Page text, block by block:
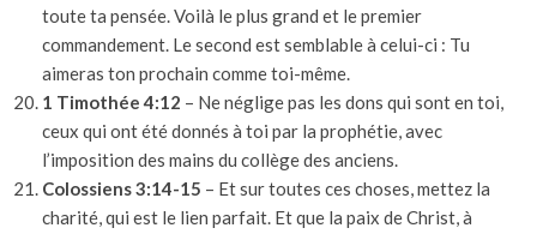
toute ta pensée. Voilà le plus grand et le premier
commandement. Le second est semblable à celui-ci : Tu
aimeras ton prochain comme toi-même.
1 Timothée 4:12 – Ne néglige pas les dons qui sont en toi,
ceux qui ont été donnés à toi par la prophétie, avec
l’imposition des mains du collège des anciens.
Colossiens 3:14-15 – Et sur toutes ces choses, mettez la
charité, qui est le lien parfait. Et que la paix de Christ, à